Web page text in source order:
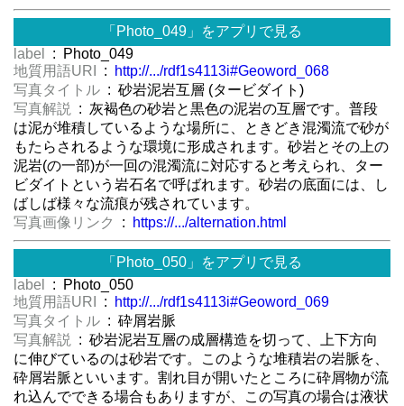
「Photo_049」をアプリで見る
label
: Photo_049
地質用語URI
:
http://.../rdf1s4113i#Geoword_068
写真タイトル : 砂岩泥岩互層 (タービダイト)
写真解説
: 灰褐色の砂岩と黒色の泥岩の互層です。普段
は泥が堆積しているような場所に、ときどき混濁流で砂が
もたらされるような環境に形成されます。砂岩とその上の
泥岩(の一部)が一回の混濁流に対応すると考えられ、ター
ビダイトという岩石名で呼ばれます。砂岩の底面には、し
ばしば様々な流痕が残されています。
写真画像リンク
: https://.../alternation.html
「Photo_050」をアプリで見る
label
: Photo_050
地質用語URI
:
http://.../rdf1s4113i#Geoword_069
写真タイトル : 砕屑岩脈
写真解説
: 砂岩泥岩互層の成層構造を切って、上下方向
に伸びているのは砂岩です。このような堆積岩の岩脈を、
砕屑岩脈といいます。割れ目が開いたところに砕屑物が流
れ込んでできる場合もありますが、この写真の場合は液状